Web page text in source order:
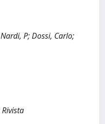
P; Dossi, Carlo;